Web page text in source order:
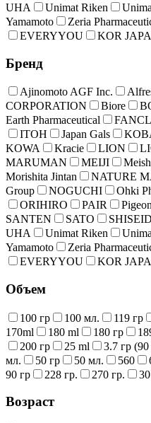
UHA
Unimat Riken
Yamamoto
Zeria
EVERYYOU
KOR
Бренд
Ajinomoto AGF Inc.
CORPORATION
Biore
Earth Pharmaceutical
FANCL
ITOH
Japan Gals
KOWA
Kracie LION
MARUMAN
MEIJI
Morishita Jintan
NATURE
Group
NOGUCHI Ohki
ORIHIRO
PAIR Pigeon
SANTEN
SATO
UHA
Unimat Riken
Yamamoto
Zeria
EVERYYOU
KOR
Объем
100 гр 100 мл. 119 гр
170ml
180 ml 180 гр
200 гр
25 ml 3.7 гр
мл.
50 гр 50 мл. 560
90 гр
228 гр. 270 гр.
Возраст